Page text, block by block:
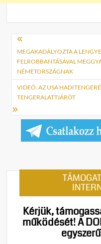
Bejegyzés
navigáció
MEGAKADÁLYOZTA A
FELROBBANTÁSÁVAL
NÉMETORSZÁGNAK
VIDEÓ: AZ USA
TENGERALATTJÁRÓT
Kérjük,
működését!A